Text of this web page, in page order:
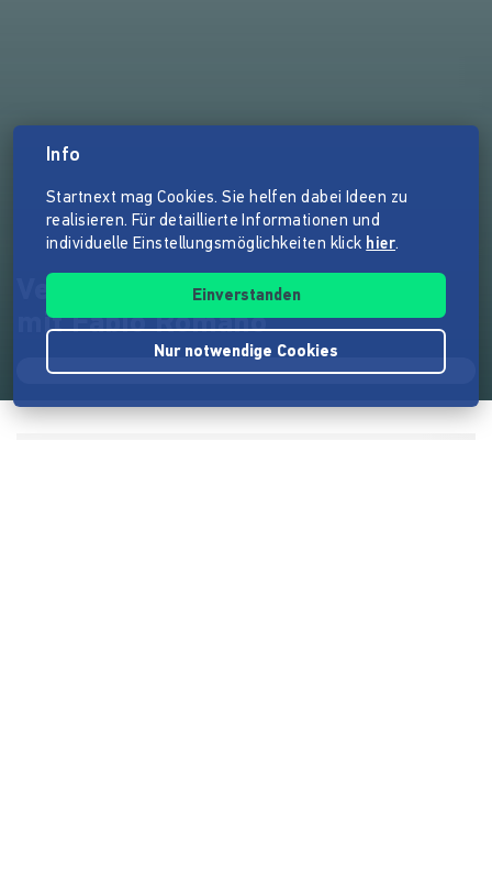
Verklärtes Klavier - Ein Recital
mit Fabio Romano
Info
Startnext mag Cookies. Sie helfen dabei Ideen zu
realisieren. Für detaillierte Informationen und
individuelle Einstellungsmöglichkeiten klick hier.
Einverstanden
Nur notwendige Cookies